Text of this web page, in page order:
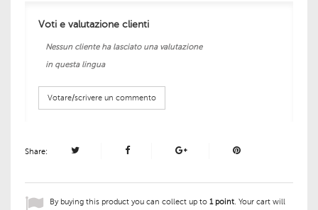
Voti e valutazione clienti
Nessun cliente ha lasciato una valutazione
in questa lingua
Votare/scrivere un commento
Share:
By buying this product you can collect up to 1point. Your cart will